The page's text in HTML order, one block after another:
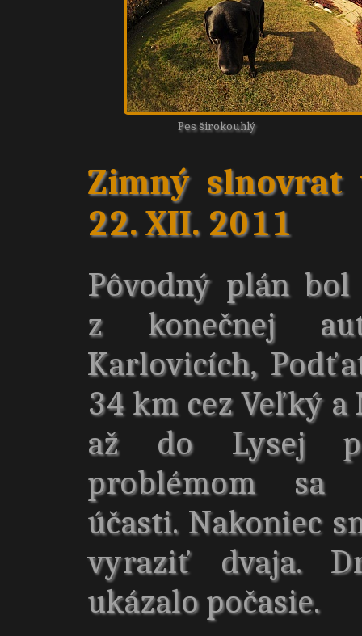
Pes širokouhlý
Zimný slnovrat
22. XII. 2011
Pôvodný plán
z konečnej
Karlovicích,
34 km cez Veľký
až do Lysej
problémom sa
účasti. Nakoniec
vyraziť dvaja.
ukázalo počasie.